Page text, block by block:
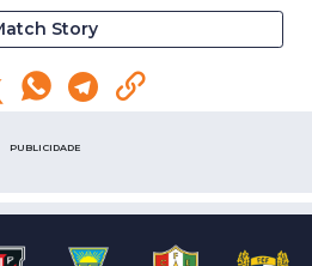
Story
PUBLICIDADE